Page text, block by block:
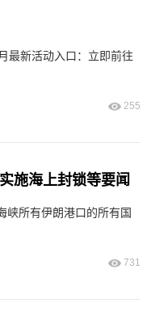
最新活动入口：立即前往
255
施海上封锁等要闻
峡所有伊朗港口的所有国
731